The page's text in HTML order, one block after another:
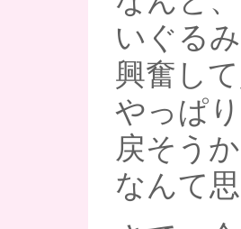
いぐる
興奮し
やっぱ
戻そう
なんて